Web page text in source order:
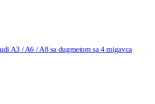
A3 / A6 / A8 sa dugmetom sa 4 migavca